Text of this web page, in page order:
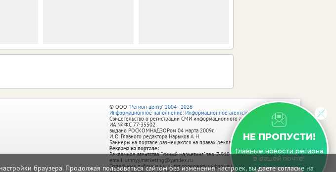
браузера. Продолжая пользоваться сайтом без изменения настроек, вы даете согласие на
НЕ ПРОПУСТИ!
Главные новости региона
в вашей почте!
© ООО "Регион центр" 2004 - 2026
Информационное наполнение: Информационное агентство vRossii.ru
Свидетельство о регистрации СМИ информационного агентства vRossii.ru
ИА № ФС 77‑35502
выдано РОСКОМНАДЗОРом 04 марта 2009г.
И. О. Главного редактора Нарыков А. Н.
Баннеры на портале размещаются на правах рекламы.
Реклама на портале:
Рекламное агентство "Умный маркетинг" тел. 7-910-267-70-40,
email: umnyy.marketing@yandex.ru
Отдельные публикации могут содержать информацию, не предназначенную